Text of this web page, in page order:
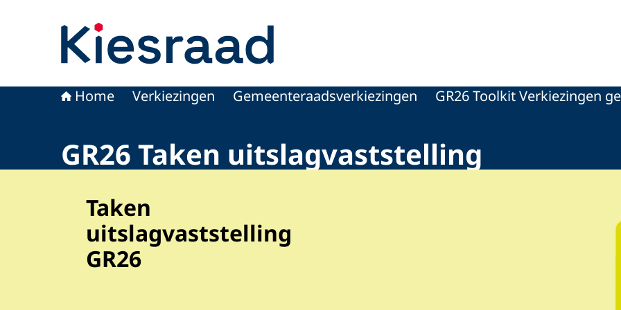
Home Verkiezingen Gemeenteraadsverkiezingen GR26 Toolkit Verkiezingen
GR26 Taken uitslagvaststelling
Taken
uitslagvaststelling
GR26